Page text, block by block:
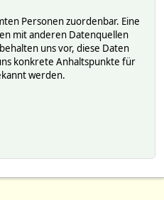
Personen zuordenbar. Eine
mit anderen Datenquellen
uns vor, diese Daten
konkrete Anhaltspunkte für
werden.